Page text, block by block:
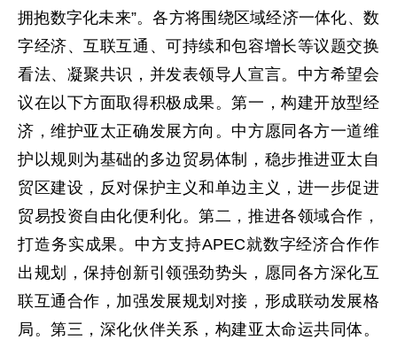
拥抱数字化未来”。各方将围绕区域经济一体化、数
字经济、互联互通、可持续和包容增长等议题交换
看法、凝聚共识，并发表领导人宣言。中方希望会
议在以下方面取得积极成果。第一，构建开放型经
济，维护亚太正确发展方向。中方愿同各方一道维
护以规则为基础的多边贸易体制，稳步推进亚太自
贸区建设，反对保护主义和单边主义，进一步促进
贸易投资自由化便利化。第二，推进各领域合作，
打造务实成果。中方支持APEC就数字经济合作作
出规划，保持创新引领强劲势头，愿同各方深化互
联互通合作，加强发展规划对接，形成联动发展格
局。第三，深化伙伴关系，构建亚太命运共同体。